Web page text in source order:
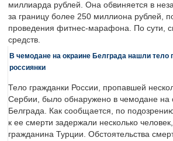
миллиарда рублей. Она обвиняется в
за границу более 250 миллиона рублей,
проведения фитнес-марафона. По сути,
средств.
В чемодане на окраине Белграда нашли тело
россиянки
Тело гражданки России, пропавшей
Сербии, было обнаружено в чемодане на
Белграда. Как сообщается, по
к ее смерти задержали несколько
гражданина Турции. Обстоятельства